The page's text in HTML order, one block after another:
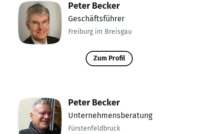
Peter Becker
Geschäftsführer
Freiburg im Breisgau
Zum Profil
Peter Becker
Unternehmensberatung
Fürstenfeldbruck